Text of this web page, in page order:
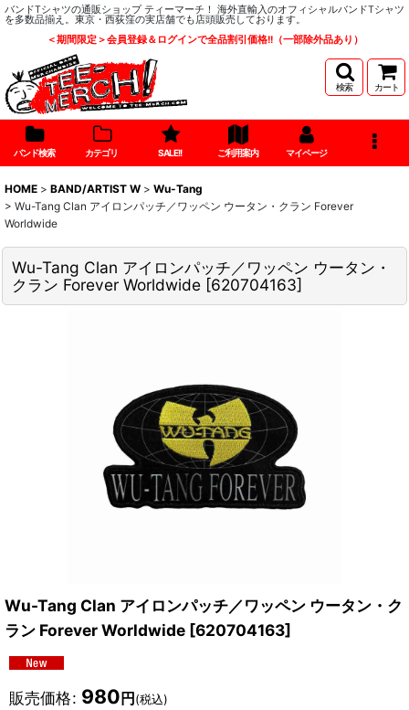
バンドTシャツの通販ショップ ティーマーチ！ 海外直輸入のオフィシャルバンドTシャツ
を多数品揃え。東京・西荻窪の実店舗でも店頭販売しております。
＜期間限定＞会員登録＆ログインで全品割引価格!!（一部除外品あり）
検索 カート
バンド検索 カテゴリ SALE!! ご利用案内 マイページ
HOME > BAND/ARTIST W > Wu-Tang
> Wu-Tang Clan アイロンパッチ／ワッペン ウータン・クラン Forever
Worldwide
Wu-Tang Clan アイロンパッチ／ワッペン ウータン・
クラン Forever Worldwide [620704163]
Wu-Tang Clan アイロンパッチ／ワッペン ウータン・ク
ラン Forever Worldwide [620704163]
販売価格: 980 円 (税込)